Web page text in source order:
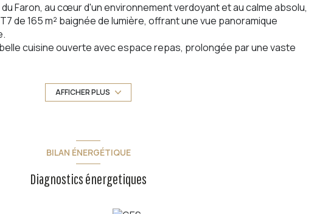
Faron, au cœur d'un environnement verdoyant et au calme absolu,
de 165 m² baignée de lumière, offrant une vue panoramique
cuisine ouverte avec espace repas, prolongée par une vaste
une chambre avec rangements, une buanderie, un cellier ainsi que des
profiter du panorama.
1 240 m², la propriété dispose également d'un garage pour motos ainsi
du centre-ville de Toulon, cette propriété rare conjugue volumes
AFFICHER PLUS
BILAN ÉNERGÉTIQUE
Diagnostics énergetiques